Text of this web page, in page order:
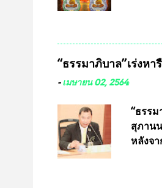
หมุน
ประกว
เข้าร
และรั
ประก
“ธรรมาภิบาล”เร่งห
-เมษายน 02, 2564
“ธรร
สุภาน
หลังจ
กฎหม